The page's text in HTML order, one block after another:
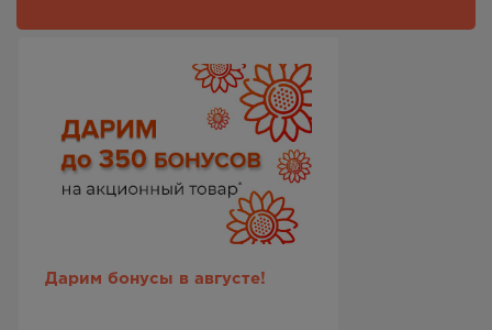
Дарим бонусы в августе!